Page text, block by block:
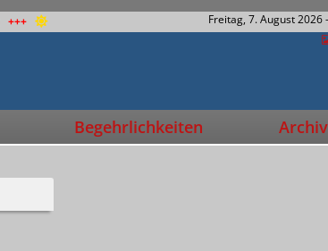
+++ Freitag, 7. August 2026
Begehrlichkeiten Archiv